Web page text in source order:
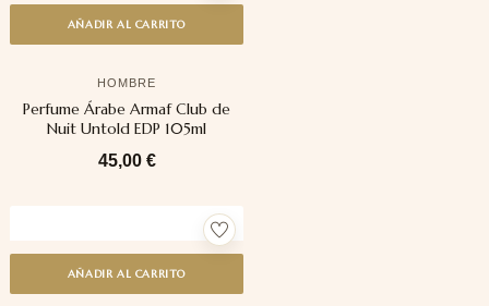
AÑADIR AL CARRITO
HOMBRE
Perfume Árabe Armaf Club de
Nuit Untold EDP 105ml
45,00 €
AÑADIR AL CARRITO